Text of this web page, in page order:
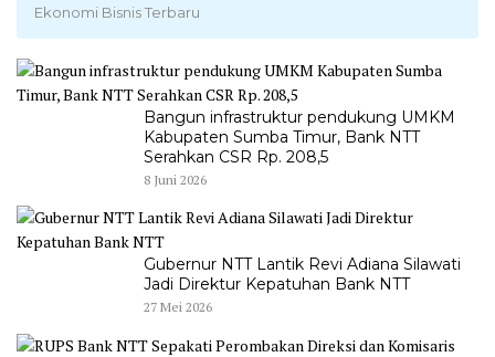
Ekonomi Bisnis Terbaru
Bangun infrastruktur pendukung UMKM
Kabupaten Sumba Timur, Bank NTT
Serahkan CSR Rp. 208,5
8 Juni 2026
Gubernur NTT Lantik Revi Adiana Silawati
Jadi Direktur Kepatuhan Bank NTT
27 Mei 2026